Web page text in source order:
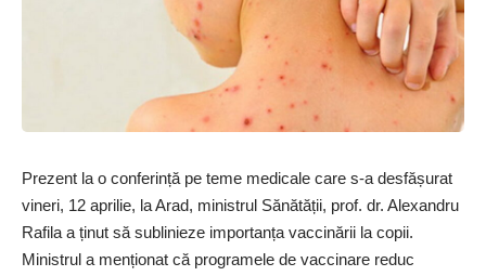
Prezent la o conferință pe teme medicale care s-a desfășurat
vineri, 12 aprilie, la Arad, ministrul Sănătății, prof. dr. Alexandru
Rafila a ținut să sublinieze importanța vaccinării la copii.
Ministrul a menționat că programele de vaccinare reduc